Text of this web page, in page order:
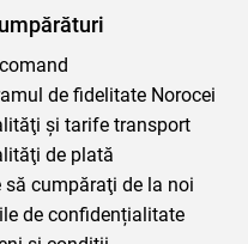
de fidelitate Norocei
şi tarife transport
de plată
să cumpăraţi de la noi
de confidențialitate